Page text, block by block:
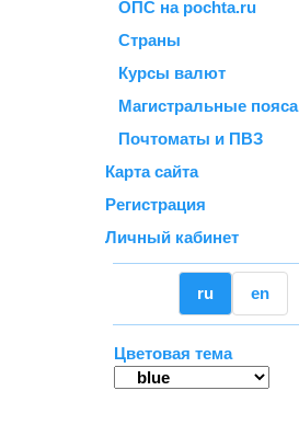
ОПС на pochta.ru
Страны
Курсы валют
Магистральные пояса
Почтоматы и ПВЗ
Карта сайта
Регистрация
Личный кабинет
ru en
Цветовая тема